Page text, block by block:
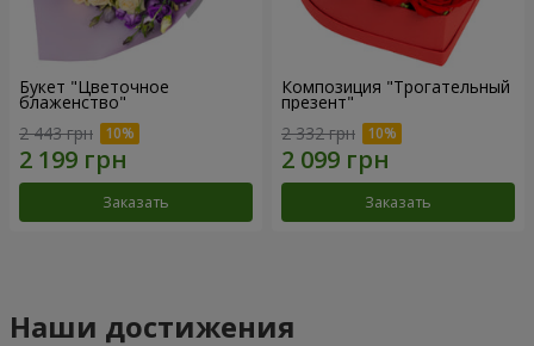
Букет "Цветочное
блаженство"
2 443 грн
Заказать
Композиция "Трогательный
презент"
2 332 грн
Заказать
Наши достижения